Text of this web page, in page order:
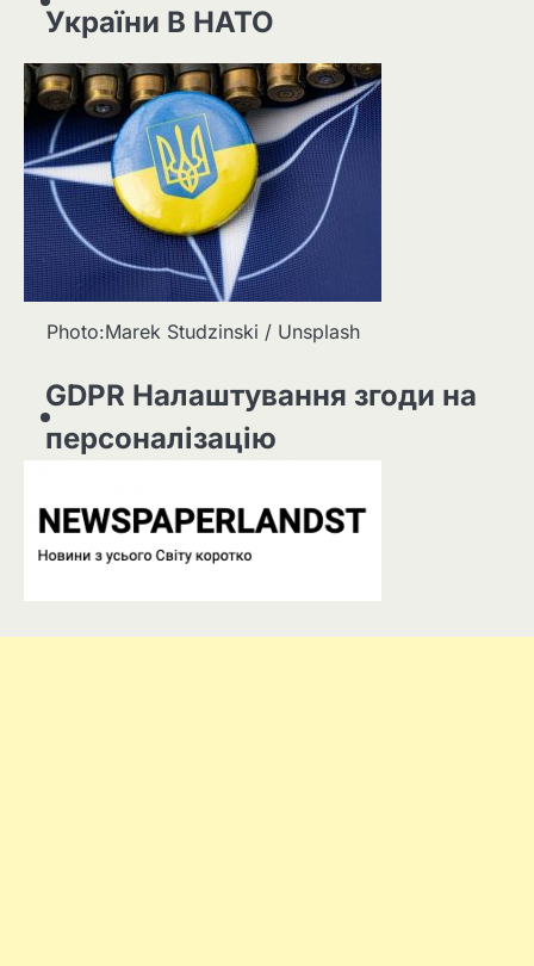
України В НАТО
Photo:Marek Studzinski / Unsplash
GDPR Налаштування згоди на
персоналізацію